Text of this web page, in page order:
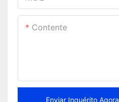
Contente
Enviar Inquérito Agora